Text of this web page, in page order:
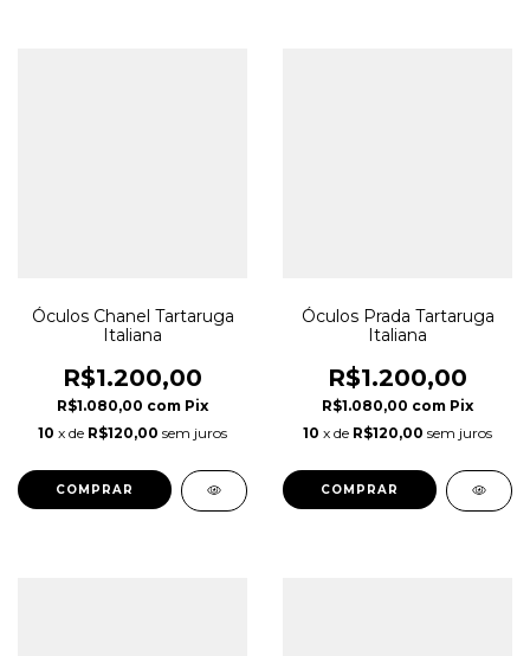
Óculos Chanel Tartaruga
Italiana
R$1.200,00
R$1.080,00 com Pix
10 x de R$120,00 sem juros
Óculos Prada Tartaruga
Italiana
R$1.200,00
R$1.080,00 com Pix
10 x de R$120,00 sem juros